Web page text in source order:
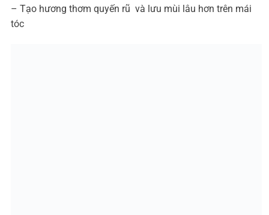
– Tạo hương thơm quyến rũ và lưu mùi lâu hơn trên mái
tóc